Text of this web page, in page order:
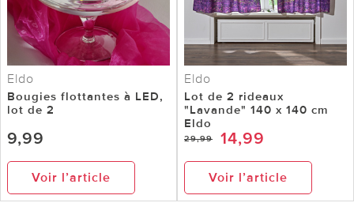
Eldo
Bougies flottantes à LED,
lot de 2
9,99
Voir l’article
Eldo
Lot de 2 rideaux
"Lavande" 140 x 140 cm
Eldo
29,99 14,99
Voir l’article